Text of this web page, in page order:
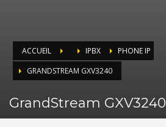
ACCUEIL IPBX
PHONE IP
GRANDSTREAM GXV3240
GrandStream GXV3240